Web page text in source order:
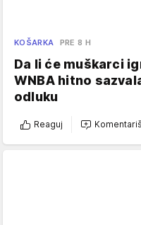
KOŠARKA PRE 8 H
Da li će muškarci
WNBA hitno
odluku
Reaguj